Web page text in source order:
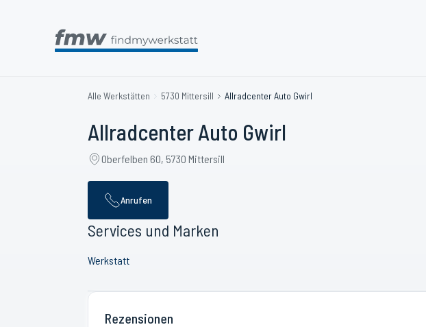
Alle Werkstätten 5730 Mittersill Allradcenter Auto Gwirl
Allradcenter Auto Gwirl
Oberfelben 60, 5730 Mittersill
Anrufen
Services und Marken
Werkstatt
Rezensionen